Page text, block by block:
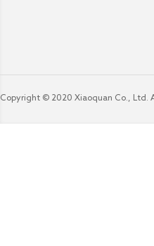
Copyright © 2020 Xiaoquan Co., Ltd.